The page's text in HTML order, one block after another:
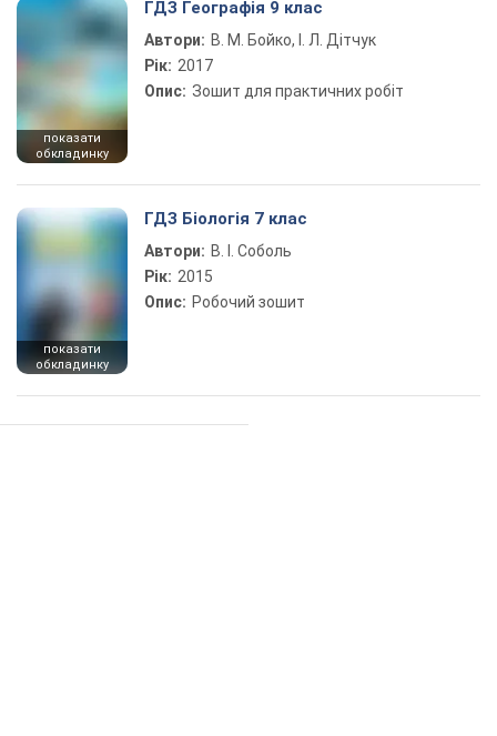
показати
обкладинку
ГДЗ Географія 9 клас
Автори: В. М. Бойко, І. Л. Дітчук
Рік: 2017
Опис: Зошит для практичних робіт
показати
обкладинку
ГДЗ Біологія 7 клас
Автори: В. І. Соболь
Рік: 2015
Опис: Робочий зошит